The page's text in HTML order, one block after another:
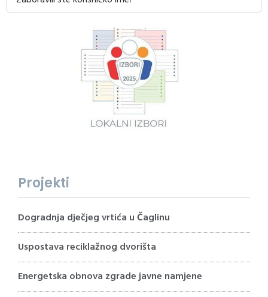
Projekti
Dogradnja dječjeg vrtića u Čaglinu
Uspostava reciklažnog dvorišta
Energetska obnova zgrade javne namjene